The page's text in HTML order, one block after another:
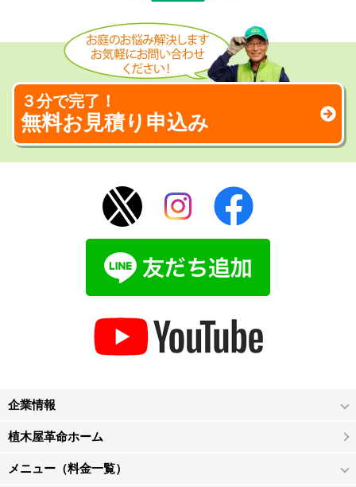
３分で完了！
無料お見積り申込み
企業情報
植木屋革命ホーム
メニュー（料金一覧）